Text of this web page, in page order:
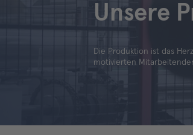
Unsere
Die Produktion ist das
motivierten